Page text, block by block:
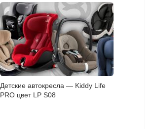
Детские автокресла — Kiddy Life
PRO цвет LP S08